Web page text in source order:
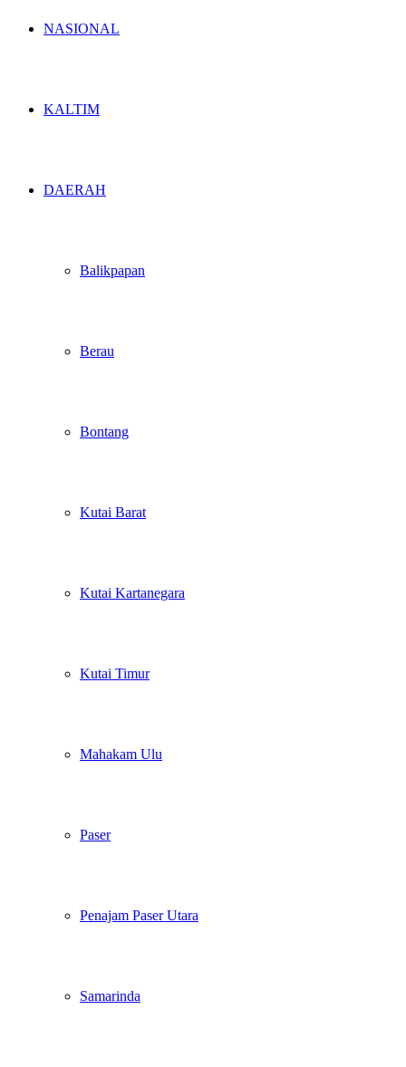
NASIONAL
KALTIM
DAERAH
Balikpapan
Berau
Bontang
Kutai Barat
Kutai Kartanegara
Kutai Timur
Mahakam Ulu
Paser
Penajam Paser Utara
Samarinda